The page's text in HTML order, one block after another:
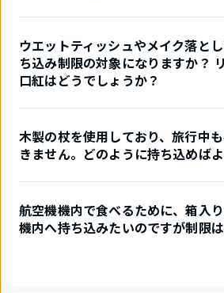
ウエットティッシュやメイク落と
ち込み制限の対象になりますか？
口紅はどうでしょうか？
木製の杖を使用しており、旅行中
きません。どのように持ち込めば
航空機機内で食べるために、箱入
機内へ持ち込みたいのですが制限